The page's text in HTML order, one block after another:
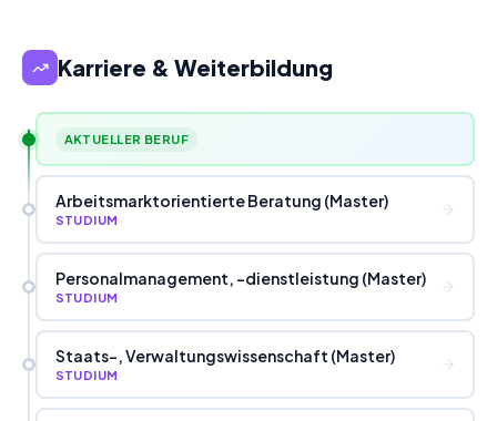
Karriere & Weiterbildung
AKTUELLER BERUF
Arbeitsmarktorientierte Beratung (Master)
STUDIUM
Personalmanagement, -dienstleistung (Master)
STUDIUM
Staats-, Verwaltungswissenschaft (Master)
STUDIUM